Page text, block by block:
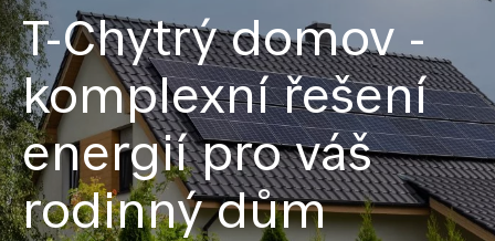
T-Chytrý domov -
komplexní řešení
energií pro váš
rodinný dům